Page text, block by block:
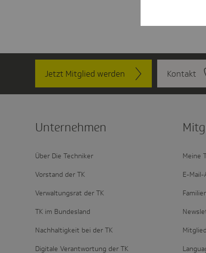
Jetzt Mitglied werden Kontakt
Unter­nehmen
Über Die Techniker
Vorstand der TK
Verwaltungsrat der TK
TK im Bundesland
Nachhaltigkeit bei der TK
Digitale Verantwortung der TK
Meine
E-